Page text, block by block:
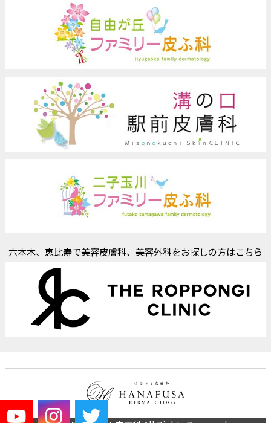
六本木、恵比寿で美容皮膚科、美容外科をお探しの方はこちら